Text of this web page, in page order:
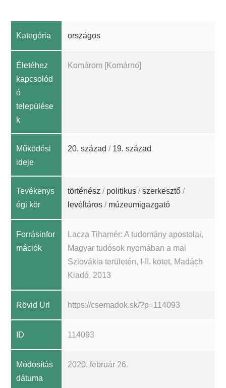
Kategória országos
Életéhez
kapcsolód
ó
települése
k
Komárom [Komárno]
Működési
ideje
20. század / 19. század
Tevékenys
égi kör
történész / politikus /szerkesztő /
levéltáros / múzeumigazgató
Forrásinfor
mációk
Lacza Tihamér: A tudomány apostolai,
Magyar tudósok nyomában a mai
Szlovákia területén, I-II. kötet, Madách
Kiadó, 2013
Rövid Url https://csemadok.sk/?p=114093
ID 114093
Módosítás
dátuma
2020. február 26.